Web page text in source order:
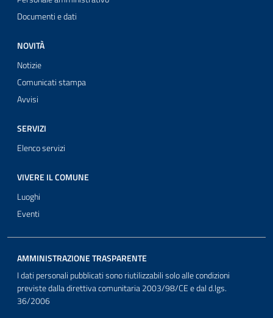
Documenti e dati
NOVITÀ
Notizie
Comunicati stampa
Avvisi
SERVIZI
Elenco servizi
VIVERE IL COMUNE
Luoghi
Eventi
AMMINISTRAZIONE TRASPARENTE
I dati personali pubblicati sono riutilizzabili solo alle condizioni
previste dalla direttiva comunitaria 2003/98/CE e dal d.lgs.
36/2006